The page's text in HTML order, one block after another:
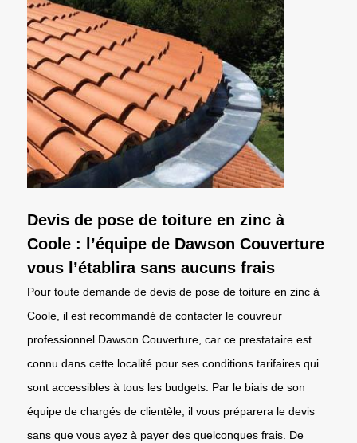
Devis de pose de toiture en zinc à
Coole : l’équipe de Dawson Couverture
vous l’établira sans aucuns frais
Pour toute demande de devis de pose de toiture en zinc à
Coole, il est recommandé de contacter le couvreur
professionnel Dawson Couverture, car ce prestataire est
connu dans cette localité pour ses conditions tarifaires qui
sont accessibles à tous les budgets. Par le biais de son
équipe de chargés de clientèle, il vous préparera le devis
sans que vous ayez à payer des quelconques frais. De